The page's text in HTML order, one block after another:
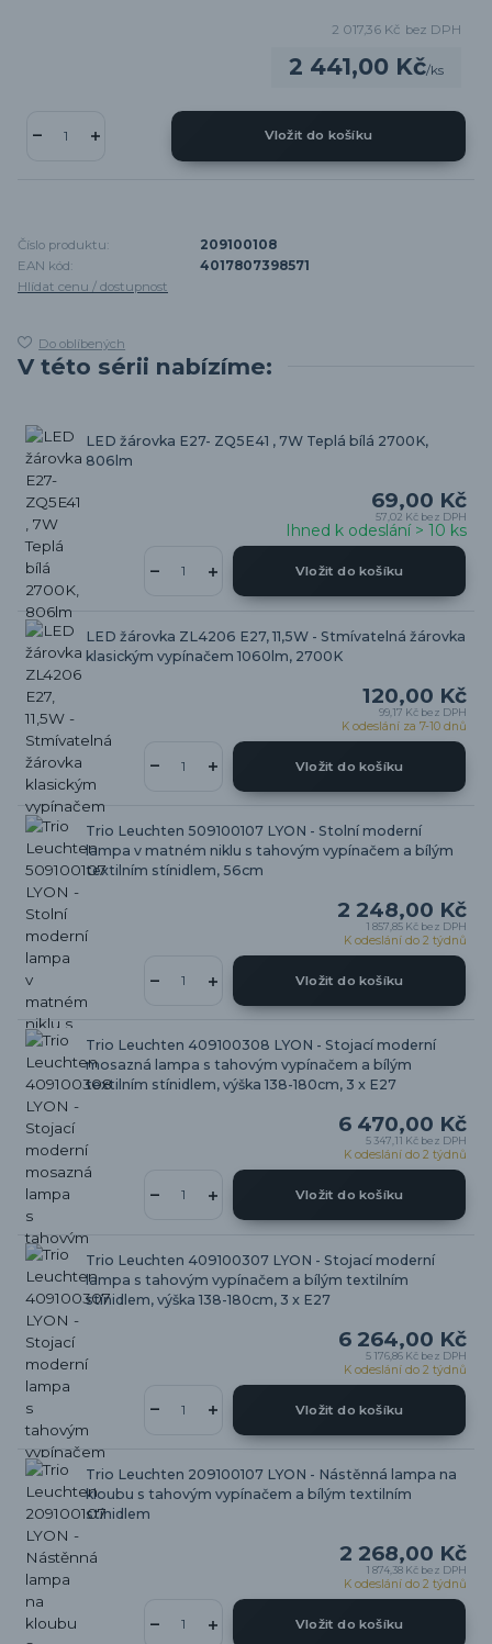
2 441,00 Kč/ks
2 017,36 Kč bez DPH
Vložit do košíku
Číslo produktu:
209100108
EAN kód:
4017807398571
Hlídat cenu / dostupnost
Do oblíbených
V této sérii nabízíme:
LED žárovka E27- ZQ5E41 , 7W Teplá bílá 2700K,
806lm
69,00 Kč
57,02 Kč bez DPH
Ihned k odeslání > 10 ks
Vložit do košíku
LED žárovka ZL4206 E27, 11,5W - Stmívatelná žárovka
klasickým vypínačem 1060lm, 2700K
120,00 Kč
99,17 Kč bez DPH
K odeslání za 7-10 dnů
Vložit do košíku
Trio Leuchten 509100107 LYON - Stolní moderní
lampa v matném niklu s tahovým vypínačem a bílým
textilním stínidlem, 56cm
2 248,00 Kč
1 857,85 Kč bez DPH
K odeslání do 2 týdnů
Vložit do košíku
Trio Leuchten 409100308 LYON - Stojací moderní
mosazná lampa s tahovým vypínačem a bílým
textilním stínidlem, výška 138-180cm, 3 x E27
6 470,00 Kč
5 347,11 Kč bez DPH
K odeslání do 2 týdnů
Vložit do košíku
Trio Leuchten 409100307 LYON - Stojací moderní
lampa s tahovým vypínačem a bílým textilním
stínidlem, výška 138-180cm, 3 x E27
6 264,00 Kč
5 176,86 Kč bez DPH
K odeslání do 2 týdnů
Vložit do košíku
Trio Leuchten 209100107 LYON - Nástěnná lampa na
kloubu s tahovým vypínačem a bílým textilním
stínidlem
2 268,00 Kč
1 874,38 Kč bez DPH
K odeslání do 2 týdnů
Vložit do košíku